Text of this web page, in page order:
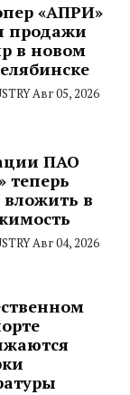
«АПРИ»
продажи
в новом
Авг 05, 2026
ПАО
теперь
в
Авг 04, 2026